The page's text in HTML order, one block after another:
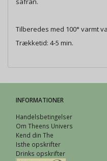
Tilberedes med 100° varmt
Trækketid: 4-5 min.
INFORMATIONER
Handelsbetingelser
Om Theens Univers
Kend din The
Isthe opskrifter
Drinks opskrifter